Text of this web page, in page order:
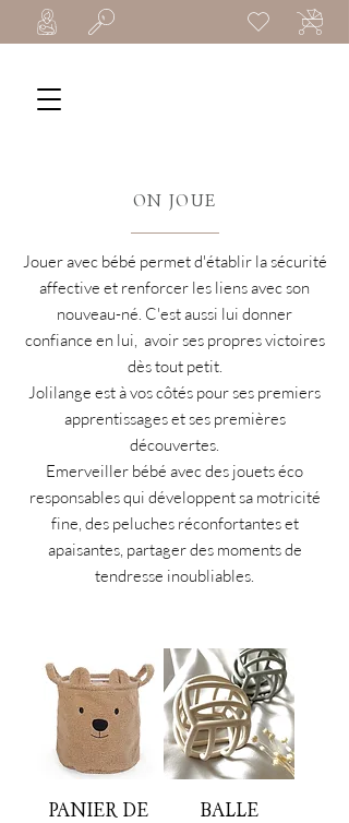
ON JOUE
Jouer avec bébé permet d'établir la sécurité
affective et renforcer les liens avec son
nouveau-né. C'est aussi lui donner
confiance en lui, avoir ses propres victoires
dès tout petit.
Jolilange est à vos côtés pour ses premiers
apprentissages et ses premières
découvertes.
Emerveiller bébé avec des jouets éco
responsables qui développent sa motricité
fine, des peluches réconfortantes et
apaisantes, partager des moments de
tendresse inoubliables.
PANIER DE
BALLE